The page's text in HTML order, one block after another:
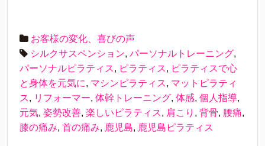
お客様の変化、喜びの声
シルクサスペンション, パーソナルトレーニング,
パーソナルピラティス, ピラティス, ピラティスで心
と身体を元気に, マシンピラティス, マットピラティ
ス, リフォーマー, 体幹トレーニング, 体感, 個人指導,
元気, 姿勢改善, 楽しいピラティス, 肩こり , 背骨, 腰痛,
膝の痛み, 首の痛み, 鹿児島, 鹿児島ピラティス